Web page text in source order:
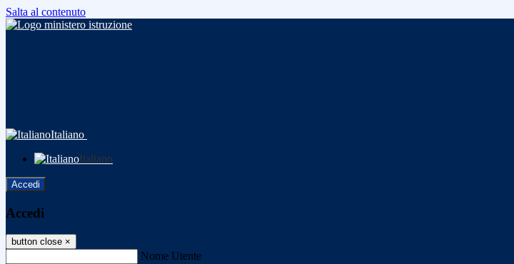
Salta al contenuto
Italiano
Italiano
Accedi
Accedi
button close ×
Nome Utente